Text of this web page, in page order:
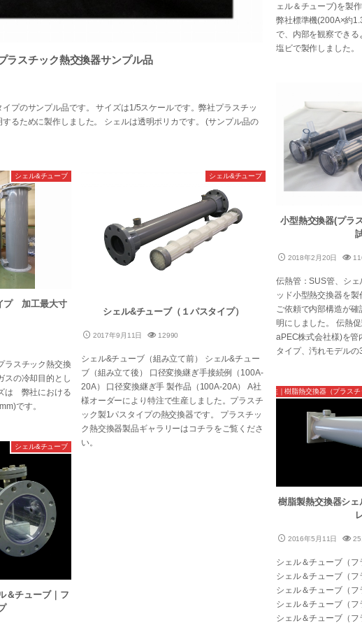
ラスチック熱交換器サンプル品
プのサンプル品です。 サイズは1/5スケールです。弊社プラスチッ
るために製作しました。 シェルは透明ポリカです。 (サンプル品の
ェル＆チューブ)を製
弊社標準機(200A×約
で、内部を観察できる
塩ビで製作しました。
小型熱交換器(プラ
2018年2月20日
伝熱管：SUS管、シェ
ッド小型熱交換器を
ご依頼で内部構造が
明にしました。 伝熱
aPEC株式会社様)を管
タイプ、汚れモデルの
プ 加工最大寸
シェル&チューブ
スチック熱交換
の冷却目的とし
は 弊社における
です。
シェル&チューブ（１パスタイプ）
2017年9月11日
シェル&チューブ
12990
シェル&チューブ（組み立て前） シェル&チュー
ブ（組み立て後） 口径変換継ぎ手接続例（100A-
20A） 口径変換継ぎ手 製作品（100A-20A） A社
様オーダーにより特注で生産しました。プラスチ
ック製1パスタイプの熱交換器です。 プラスチッ
ク熱交換器製品ギャラリーはコチラをご覧くださ
い。
樹脂製熱交換器シ
2016年5月11日
開発製品・特注｜樹脂熱交換器（プラス
シェル＆チューブ（
シェル＆チューブ（
シェル＆チューブ（
シェル＆チューブ（
シェル＆チューブ（
＆チューブ｜フ
シェル&チューブ